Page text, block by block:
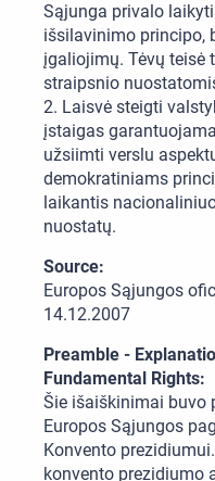
Sąjunga privalo
išsilavinimo principo,
įgaliojimų. Tėvų teisė
straipsnio
2. Laisvė steigti
įstaigas
užsiimti verslu
demokratiniams
laikantis
nuostatų.
Source:
Europos Sąjungos
14.12.2007
Preamble -
Fundamental Rights:
Šie išaiškinimai buvo
Europos Sąjungos
Konvento
konvento prezidiumo